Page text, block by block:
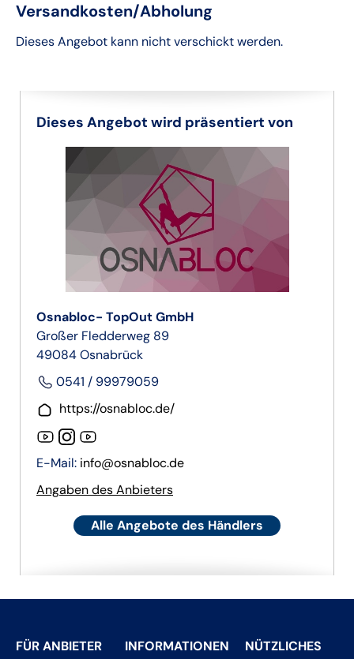
Versandkosten/Abholung
Dieses Angebot kann nicht verschickt werden.
Dieses Angebot wird präsentiert von
Osnabloc- TopOut GmbH
Großer Fledderweg 89
49084 Osnabrück
0541 / 99979059
https://osnabloc.de/
E-Mail: info@osnabloc.de
Angaben des Anbieters
Alle Angebote des Händlers
FÜR ANBIETER INFORMATIONEN NÜTZLICHES